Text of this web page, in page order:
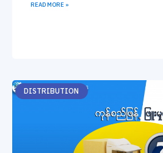
READ MORE »
DISTRIBUTION